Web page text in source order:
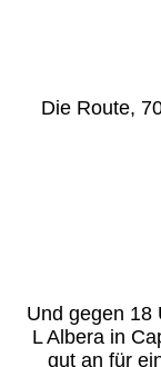
Die Route,
Und gegen 18
L Albera in
gut an für